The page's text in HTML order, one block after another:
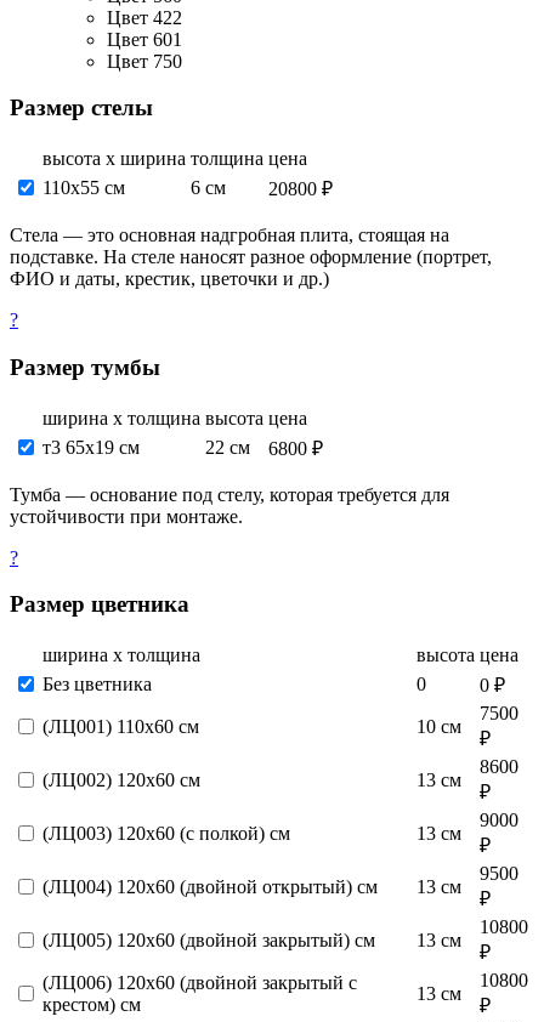
Цвет 422
Цвет 601
Цвет 750
Размер стелы
высота х ширина толщина цена
110х55 см
6 см 20800 ₽
Стела — это основная надгробная плита, стоящая на
подставке. На стеле наносят разное оформление (портрет,
ФИО и даты, крестик, цветочки и др.)
?
Размер тумбы
ширина х толщина высота цена
т3 65х19 см
22 см 6800 ₽
Тумба — основание под стелу, которая требуется для
устойчивости при монтаже.
?
Размер цветника
ширина х толщина высота цена
Без цветника
0
0 ₽
(ЛЦ001) 110х60 см
10 см
7500
₽
(ЛЦ002) 120х60 см
13 см
8600
₽
(ЛЦ003) 120х60 (с полкой) см
13 см
9000
₽
(ЛЦ004) 120х60 (двойной открытый) см
13 см
9500
₽
(ЛЦ005) 120х60 (двойной закрытый) см
13 см
10800
₽
(ЛЦ006) 120х60 (двойной закрытый с
крестом) см
13 см
10800
₽